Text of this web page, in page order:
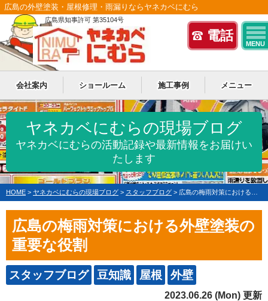
電話
MENU
広島の外壁塗装・屋根修理・雨漏りならヤネカベにむら
広島県知事許可 第35104号
会社案内 ショールーム 施工事例 メニュー
ヤネカベにむらの現場ブログ
ヤネカベにむらの活動記録や最新情報をお届けい
たします
HOME > ヤネカベにむらの現場ブログ > スタッフブログ > 広島の梅雨対策における外壁塗装の重要な役割
広島の梅雨対策における外壁塗装の
重要な役割
スタッフブログ 豆知識 屋根 外壁
2023.06.26 (Mon) 更新